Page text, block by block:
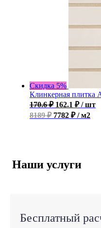
Скидка 5%
Клинкерная плитка
170.6₽ 162.1 ₽ / шт
8189 ₽7782 ₽ / м2
Наши услуги
Бесплатный